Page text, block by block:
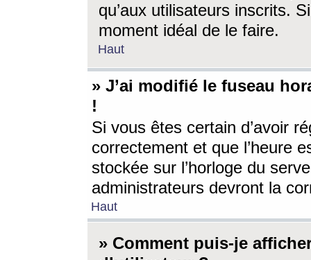
qu’aux utilisateurs inscrits.
moment idéal de le faire.
Haut
» J’ai modifié le fuseau
!
Si vous êtes certain d’avoir
correctement et que l’heure
stockée sur l’horloge du
administrateurs devront la
Haut
» Comment puis-je